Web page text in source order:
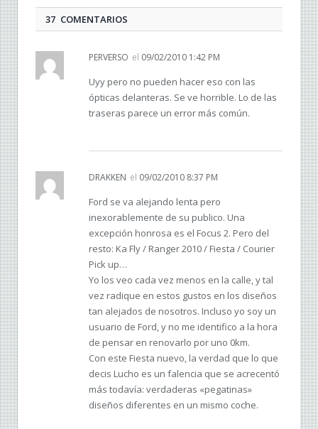
37 COMENTARIOS
PERVERSO el 09/02/2010 1:42 PM
Uyy pero no pueden hacer eso con las
ópticas delanteras. Se ve horrible. Lo de las
traseras parece un error más común.
DRAKKEN el 09/02/2010 8:37 PM
Ford se va alejando lenta pero
inexorablemente de su publico. Una
excepción honrosa es el Focus 2. Pero del
resto: Ka Fly / Ranger 2010 / Fiesta / Courier
Pick up…
Yo los veo cada vez menos en la calle, y tal
vez radique en estos gustos en los diseños
tan alejados de nosotros. Incluso yo soy un
usuario de Ford, y no me identifico a la hora
de pensar en renovarlo por uno 0km.
Con este Fiesta nuevo, la verdad que lo que
decis Lucho es un falencia que se acrecentó
más todavía: verdaderas «pegatinas»
diseños diferentes en un mismo coche.